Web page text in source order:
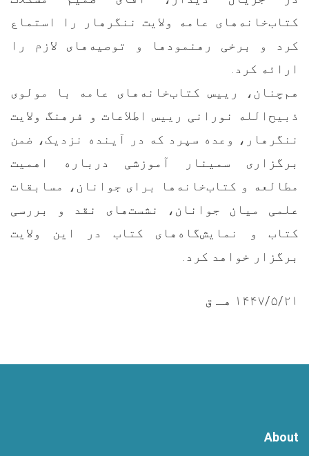
کتاب‌خانه‌های عامه ولایت ننگرهار را استماع
کرد و برخی رهنمودها و توصیه‌های لازم را
ارائه کرد.
هم‌چنان، رییس کتاب‌خانه‌های عامه با مولوی
ذبیح‌الله نورانی رییس اطلاعات و فرهنگ ولایت
ننگرهار، وعده سپرد که در آینده نزدیک، ضمن
برگزاری سمینار آموزشی درباره اهمیت
مطالعه و کتاب‌خانه‌ها برای جوانان، مسابقات
علمی میان جوانان، نشست‌های نقد و بررسی
کتاب و نمایش‌گاه‌های کتاب در این ولایت
برگزار خواهد کرد.
۱۴۴۷/۵/۲۱ هـ ق
About